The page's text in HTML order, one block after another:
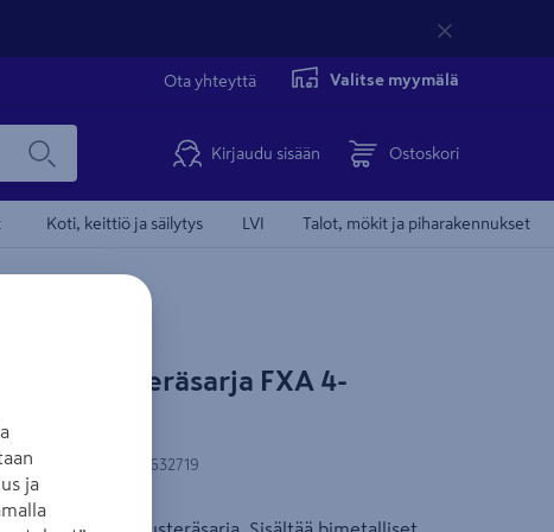
Ota yhteyttä Valitse myymälä
Kirjaudu sisään Ostoskori
Koti, keittiö ja säilytys LVI Talot, mökit ja piharakennukset
upotusteräsarja FXA 4-
EAN-koodi 6438313632719
ja